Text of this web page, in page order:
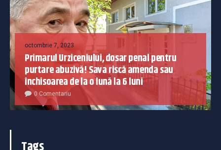
octombrie 7, 2023
Primarul Urziceniului, dosar penal pentru
purtare abuzivă! Sava riscă amenda sau
închisoarea de la o lună la 6 luni
0 Comentariu